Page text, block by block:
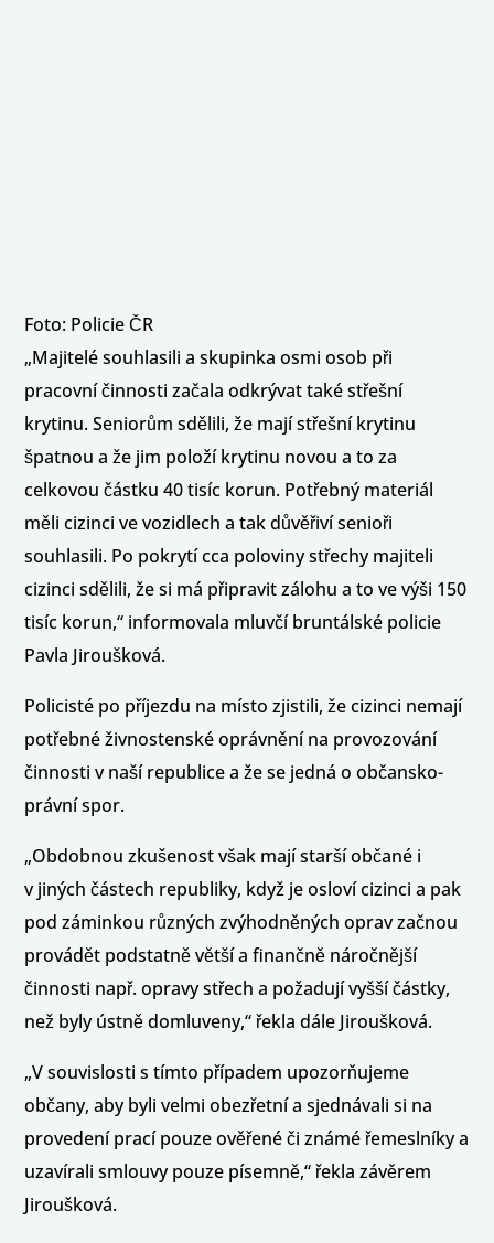
Foto: Policie ČR
„Majitelé souhlasili a skupinka osmi osob při
pracovní činnosti začala odkrývat také střešní
krytinu. Seniorům sdělili, že mají střešní krytinu
špatnou a že jim položí krytinu novou a to za
celkovou částku 40 tisíc korun. Potřebný materiál
měli cizinci ve vozidlech a tak důvěřiví senioři
souhlasili. Po pokrytí cca poloviny střechy majiteli
cizinci sdělili, že si má připravit zálohu a to ve výši 150
tisíc korun,“ informovala mluvčí bruntálské policie
Pavla Jiroušková.
Policisté po příjezdu na místo zjistili, že cizinci nemají
potřebné živnostenské oprávnění na provozování
činnosti v naší republice a že se jedná o občansko-
právní spor.
„Obdobnou zkušenost však mají starší občané i
v jiných částech republiky, když je osloví cizinci a pak
pod záminkou různých zvýhodněných oprav začnou
provádět podstatně větší a finančně náročnější
činnosti např. opravy střech a požadují vyšší částky,
než byly ústně domluveny,“ řekla dále Jiroušková.
„V souvislosti s tímto případem upozorňujeme
občany, aby byli velmi obezřetní a sjednávali si na
provedení prací pouze ověřené či známé řemeslníky a
uzavírali smlouvy pouze písemně,“ řekla závěrem
Jiroušková.